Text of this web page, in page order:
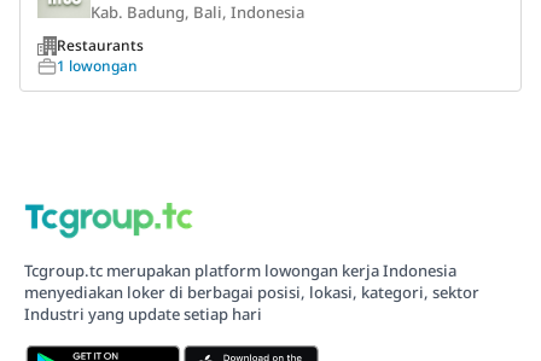
Kab. Badung, Bali, Indonesia
Restaurants
1 lowongan
Tcgroup.tc merupakan platform lowongan kerja Indonesia
menyediakan loker di berbagai posisi, lokasi, kategori, sektor
Industri yang update setiap hari